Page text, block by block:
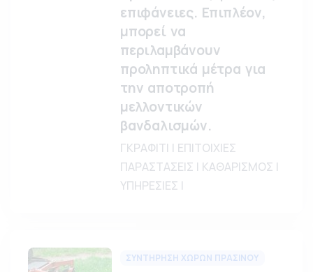
επιφάνειες. Επιπλέον,
μπορεί να
περιλαμβάνουν
προληπτικά μέτρα για
την αποτροπή
μελλοντικών
βανδαλισμών.
ΓΚΡΑΦΙΤΙ | ΕΠΙΤΟΙΧΙΕΣ
ΠΑΡΑΣΤΑΣΕΙΣ | ΚΑΘΑΡΙΣΜΟΣ |
ΥΠΗΡΕΣΙΕΣ |
ΣΥΝΤΗΡΗΣΗ ΧΩΡΩΝ ΠΡΑΣΙΝΟΥ